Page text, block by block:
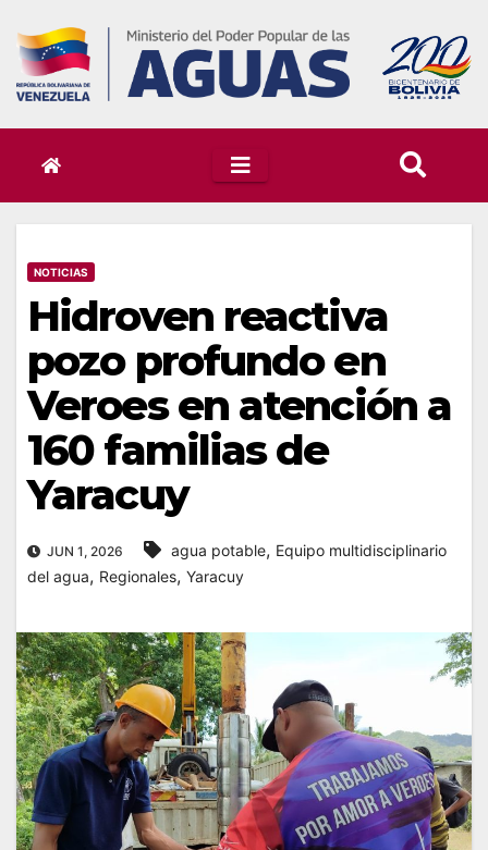
content
NOTICIAS
Hidroven reactiva
pozo profundo en
Veroes en atención a
160 familias de
Yaracuy
JUN 1, 2026 agua potable, Equipo multidisciplinario
del agua, Regionales, Yaracuy